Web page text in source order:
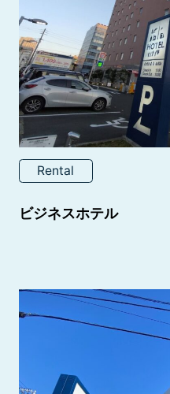
Rental
ビジネスホテル